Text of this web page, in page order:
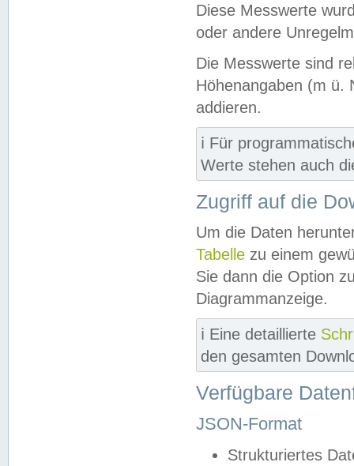
Diese Messwerte
oder andere
Die Messwerte sind
Höhenangaben (m ü.
addieren.
ℹ️ Für
Werte stehen auch
Zugriff auf die
Um die Daten
Tabelle zu einem
Sie dann die Option
Diagrammanzeige.
ℹ️ Eine detaillierte
den gesamten
Verfügbare
JSON-Format
Strukturiertes